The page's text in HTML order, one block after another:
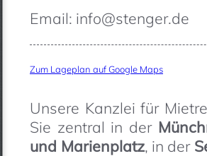
Email: info@stenger.de
Zum Lageplan auf Google Maps
Unsere Kanzlei für
Sie zentral in der
und Marienplatz, in der